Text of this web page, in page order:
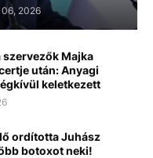
2026
Majka
után: Anyagi
keletkezett
ordította Juhász
botoxot neki!